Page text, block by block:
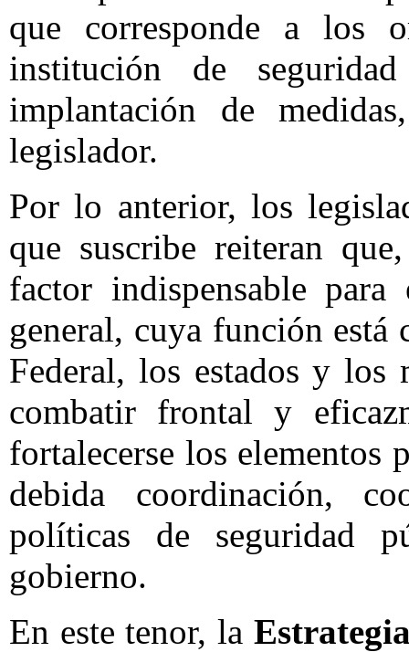
que corresponde a los
institución de
implantación de
legislador.
Por lo anterior, los
que suscribe reiteran
factor indispensable
general, cuya función
Federal, los estados y
combatir frontal y
fortalecerse los elementos
debida coordinación,
políticas de seguridad
gobierno.
En este tenor, la